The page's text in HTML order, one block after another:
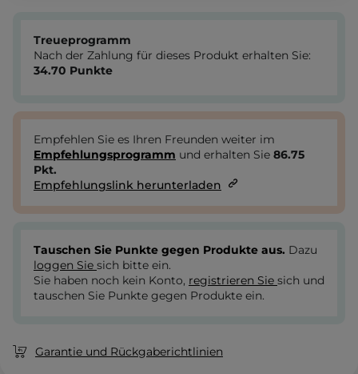
Treueprogramm
Nach der Zahlung für dieses Produkt erhalten Sie:
34.70 Punkte
Empfehlen Sie es Ihren Freunden weiter im
Empfehlungsprogramm und erhalten Sie 86.75
Pkt.
Empfehlungslink herunterladen
Tauschen Sie Punkte gegen Produkte aus. Dazu
loggen Sie sich bitte ein.
Sie haben noch kein Konto, registrieren Sie sich und
tauschen Sie Punkte gegen Produkte ein.
Garantie und Rückgaberichtlinien